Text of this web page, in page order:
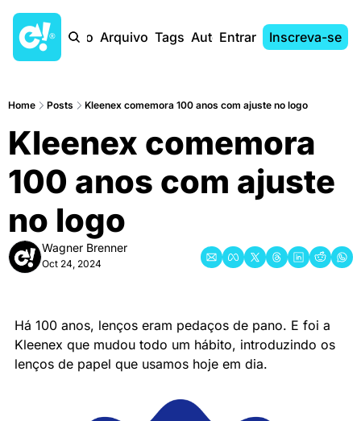
Início Arquivo Tags AutoresEntrar Inscreva-se
Home Posts Kleenex comemora 100 anos com ajuste no logo
Kleenex comemora
100 anos com ajuste
no logo
Wagner Brenner
Oct 24, 2024
Há 100 anos, lenços eram pedaços de pano. E foi a
Kleenex que mudou todo um hábito, introduzindo os
lenços de papel que usamos hoje em dia.